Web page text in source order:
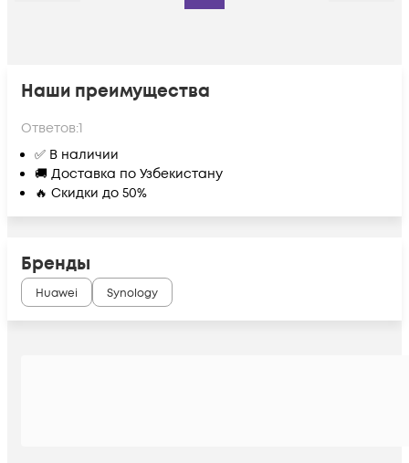
Наши преимущества
Ответов:1
✅ В наличии
🚚 Доставка по Узбекистану
🔥 Скидки до 50%
Бренды
Huawei Synology